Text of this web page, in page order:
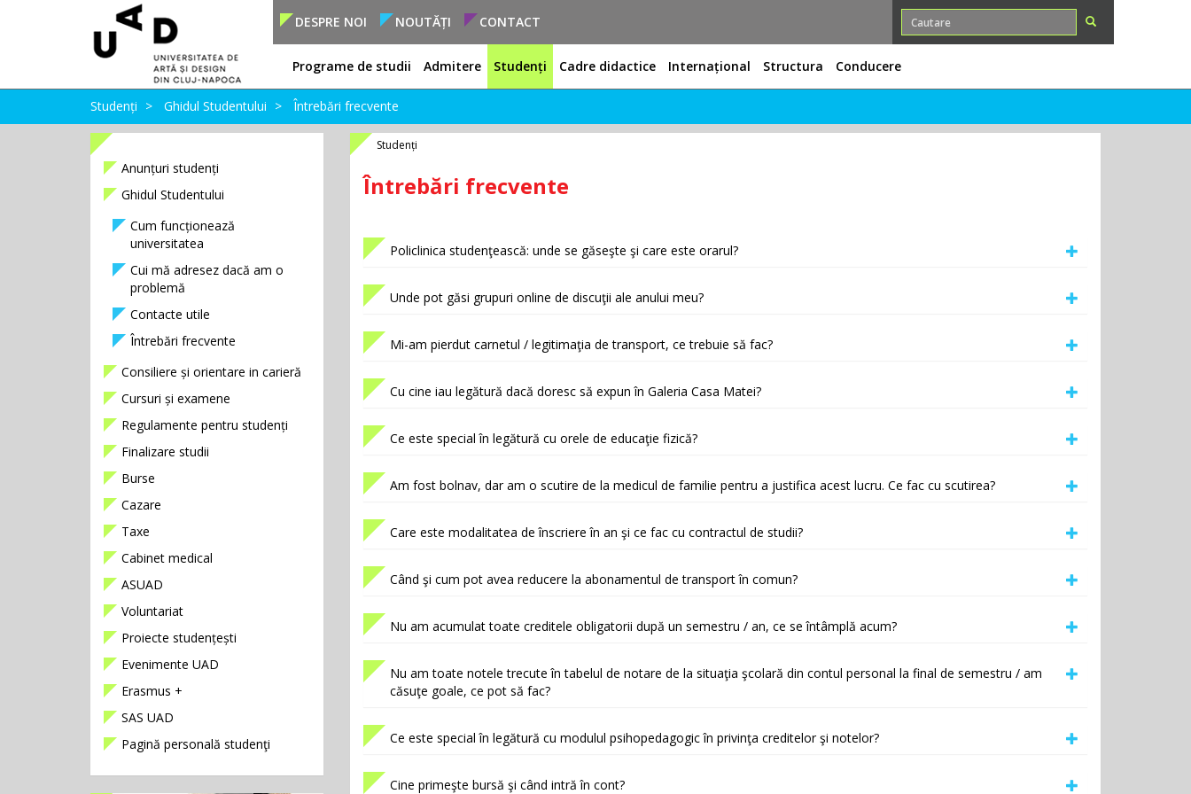
DESPRE NOI NOUTĂȚI CONTACT
Programe de studii Admitere Studenți Cadre didactice Internațional Structura Conducere
Studenți Ghidul Studentului Întrebări frecvente
Studenți
Întrebări frecvente
Policlinica studenţească: unde se găseşte şi care este orarul?
Unde pot găsi grupuri online de discuţii ale anului meu?
Mi-am pierdut carnetul / legitimaţia de transport, ce trebuie să fac?
Cu cine iau legătură dacă doresc să expun în Galeria Casa Matei?
Ce este special în legătură cu orele de educaţie fizică?
Am fost bolnav, dar am o scutire de la medicul de familie pentru a justifica acest lucru. Ce fac cu scutirea?
Care este modalitatea de înscriere în an şi ce fac cu contractul de studii?
Când şi cum pot avea reducere la abonamentul de transport în comun?
Nu am acumulat toate creditele obligatorii după un semestru / an, ce se întâmplă acum?
Nu am toate notele trecute în tabelul de notare de la situaţia şcolară din contul personal la final de semestru / am
căsuţe goale, ce pot să fac?
Ce este special în legătură cu modulul psihopedagogic în privinţa creditelor şi notelor?
Cine primeşte bursă şi când intră în cont?
Anunțuri studenți
Ghidul Studentului
Cum funcționează
universitatea
Cui mă adresez dacă am o
problemă
Contacte utile
Întrebări frecvente
Consiliere și orientare in carieră
Cursuri și examene
Regulamente pentru studenți
Finalizare studii
Burse
Cazare
Taxe
Cabinet medical
ASUAD
Voluntariat
Proiecte studențești
Evenimente UAD
Erasmus +
SAS UAD
Pagină personală studenţi